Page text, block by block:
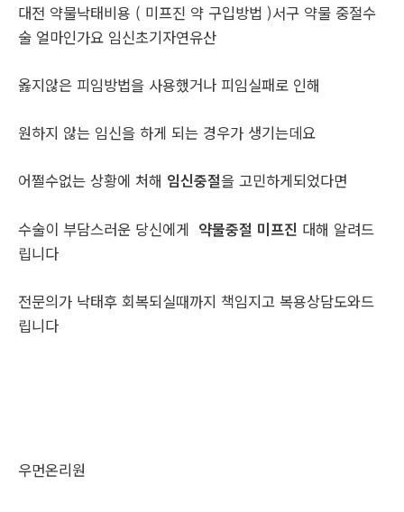
대전 약물낙태비용 ( 미프진 약 구입방법 )서구 약물 중절수
술 얼마인가요 임신초기자연유산
옳지않은 피임방법을 사용했거나 피임실패로 인해
원하지 않는 임신을 하게 되는 경우가 생기는데요
어쩔수없는 상황에 처해 임신중절을 고민하게되었다면
수술이 부담스러운 당신에게 약물중절 미프진 대해 알려드
립니다
전문의가 낙태후 회복되실때까지 책임지고 복용상담도와드
립니다
우먼온리원